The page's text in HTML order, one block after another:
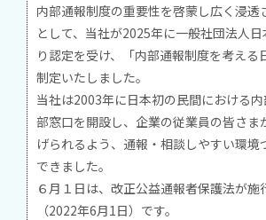
内部通報制度の重要性を啓蒙し広く浸透
として、当社が2025年に一般社団法人
り認定を受け、「内部通報制度を考える
制定いたしました。
当社は2003年に日本初の民間における
部窓口を開設し、企業の従業員の皆さま
げられるよう、通報・相談しやすい環境
できました。
６月１日は、改正公益通報者保護法が施
（2022年6月1日）です。